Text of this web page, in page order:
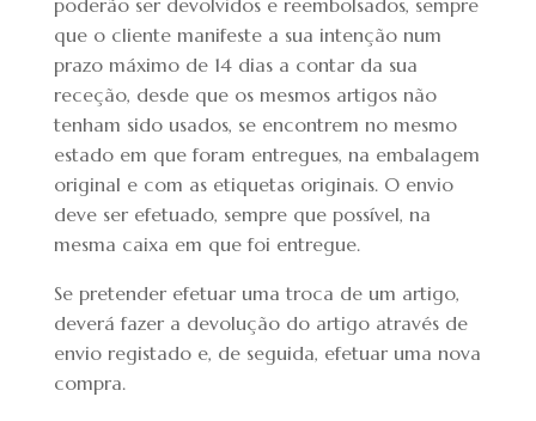
poderão ser devolvidos e reembolsados, sempre
que o cliente manifeste a sua intenção num
prazo máximo de 14 dias a contar da sua
receção, desde que os mesmos artigos não
tenham sido usados, se encontrem no mesmo
estado em que foram entregues, na embalagem
original e com as etiquetas originais. O envio
deve ser efetuado, sempre que possível, na
mesma caixa em que foi entregue.
Se pretender efetuar uma troca de um artigo,
deverá fazer a devolução do artigo através de
envio registado e, de seguida, efetuar uma nova
compra.